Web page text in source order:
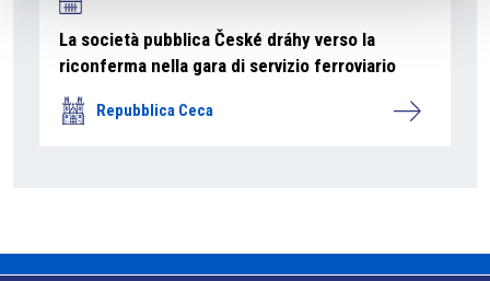
La società pubblica České dráhy verso la
riconferma nella gara di servizio ferroviario
Repubblica Ceca